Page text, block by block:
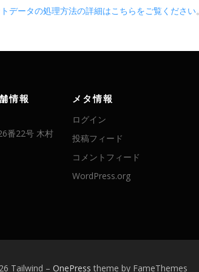
データの処理方法の詳細はこちらをご覧ください
情報
番22号 木村
メタ情報
ログイン
投稿フィード
コメントフィード
WordPress.org
Tailwind – OnePress theme by FameThemes